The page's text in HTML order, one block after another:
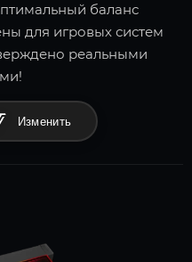
баланс
для игровых систем
реальными